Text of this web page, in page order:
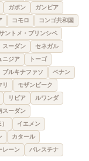
ガボン
ガンビア
コモロ
コンゴ共和国
ントメ・プリンシペ
スーダン
セネガル
ニジア
トーゴ
ブルキナファソ
ベナン
リ
モザンビーク
リビア
ルワンダ
スーダン
イエメン
カタール
レーン
パレスチナ